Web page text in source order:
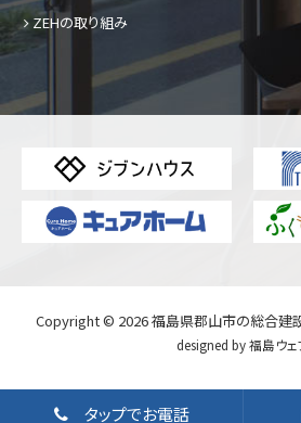
ZEHの取り組み
タップでお電話
Copyright © 2026福島県郡山市の総合建
designed by福島ウェ